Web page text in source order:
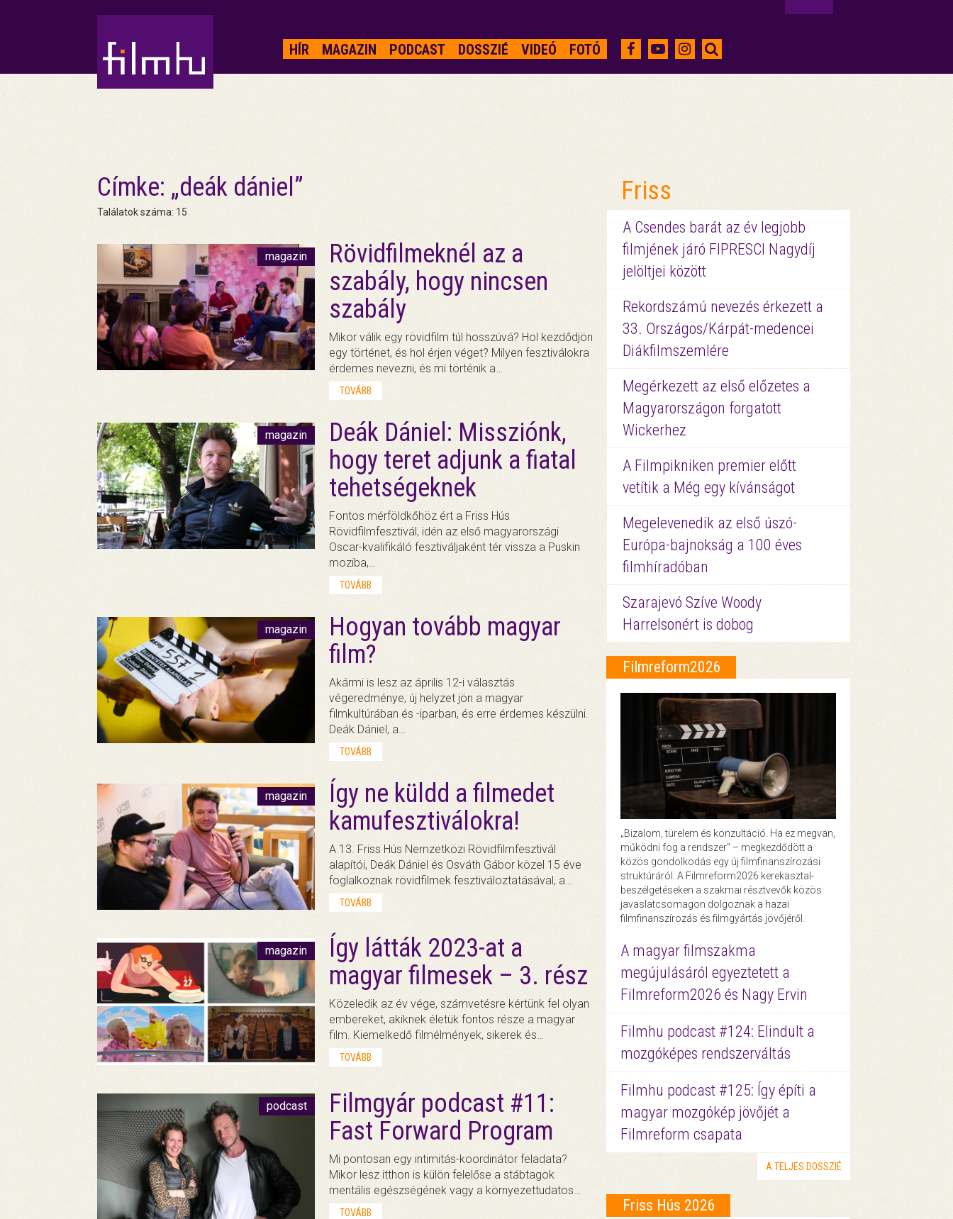
HÍR MAGAZIN PODCAST DOSSZIÉ VIDEÓ FOTÓ
Címke: „deák dániel”
Találatok száma: 15
magazin
Rövidfilmeknél az a
szabály, hogy nincsen
szabály
Mikor válik egy rövidfilm túl hosszúvá? Hol kezdődjön
egy történet, és hol érjen véget? Milyen fesztiválokra
érdemes nevezni, és mi történik a…
TOVÁBB
magazin
Deák Dániel: Missziónk,
hogy teret adjunk a fiatal
tehetségeknek
Fontos mérföldkőhöz ért a Friss Hús
Rövidfilmfesztivál, idén az első magyarországi
Oscar-kvalifikáló fesztiváljaként tér vissza a Puskin
moziba,…
TOVÁBB
magazin
Hogyan tovább magyar
film?
Akármi is lesz az április 12-i választás
végeredménye, új helyzet jön a magyar
filmkultúrában és -iparban, és erre érdemes készülni.
Deák Dániel, a…
TOVÁBB
magazin
Így ne küldd a filmedet
kamufesztiválokra!
A 13. Friss Hús Nemzetközi Rövidfilmfesztivál
alapítói, Deák Dániel és Osváth Gábor közel 15 éve
foglalkoznak rövidfilmek fesztiváloztatásával, a…
TOVÁBB
magazin
Így látták 2023-at a
magyar filmesek – 3. rész
Közeledik az év vége, számvetésre kértünk fel olyan
embereket, akiknek életük fontos része a magyar
film. Kiemelkedő filmélmények, sikerek és…
TOVÁBB
podcast
Filmgyár podcast #11:
Fast Forward Program
Mi pontosan egy intimitás-koordinátor feladata?
Mikor lesz itthon is külön felelőse a stábtagok
mentális egészségének vagy a környezettudatos…
TOVÁBB
Friss
A Csendes barát az év legjobb
filmjének járó FIPRESCI Nagydíj
jelöltjei között
Rekordszámú nevezés érkezett a
33. Országos/Kárpát-medencei
Diákfilmszemlére
Megérkezett az első előzetes a
Magyarországon forgatott
Wickerhez
A Filmpikniken premier előtt
vetítik a Még egy kívánságot
Megelevenedik az első úszó-
Európa-bajnokság a 100 éves
filmhíradóban
Szarajevó Szíve Woody
Harrelsonért is dobog
Filmreform2026
„Bizalom, türelem és konzultáció. Ha ez megvan,
működni fog a rendszer” – megkezdődött a
közös gondolkodás egy új filmfinanszírozási
struktúráról. A Filmreform2026 kerekasztal-
beszélgetéseken a szakmai résztvevők közös
javaslatcsomagon dolgoznak a hazai
filmfinanszírozás és filmgyártás jövőjéről.
A magyar filmszakma
megújulásáról egyeztetett a
Filmreform2026 és Nagy Ervin
Filmhu podcast #124: Elindult a
mozgóképes rendszerváltás
Filmhu podcast #125: Így építi a
magyar mozgókép jövőjét a
Filmreform csapata
A TELJES DOSSZIÉ
Friss Hús 2026